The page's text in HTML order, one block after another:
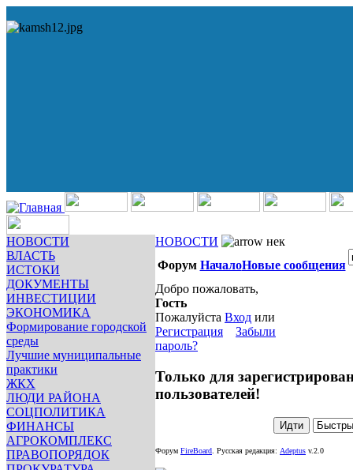
НОВОСТИ
ВЛАСТЬ
ИСТОКИ
ДОКУМЕНТЫ
ИНВЕСТИЦИИ
ЭКОНОМИКА
Формирование городской
среды
Лучшие муниципальные
практики
ЖКХ
ЛЮДИ РАЙОНА
СОЦПОЛИТИКА
ФИНАНСЫ
АГРОКОМПЛЕКС
ПРАВОПОРЯДОК
НОВОСТИ
нек
Форум НачалоНовые сообщения
Добро пожаловать,
Гость
Пожалуйста Вход или
Регистрация
Забыли
пароль?
Только для
пользователей!
Форум FireBoard. Русская редакция: Adeptus v.2.0